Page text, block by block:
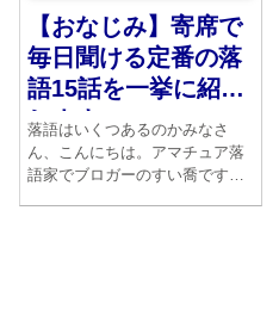
【おなじみ】寄席で
毎日聞ける定番の落
語15話を一挙に紹介
します
落語はいくつあるのかみなさ
ん、こんにちは。アマチュア落
語家でブロガーのすい喬です。